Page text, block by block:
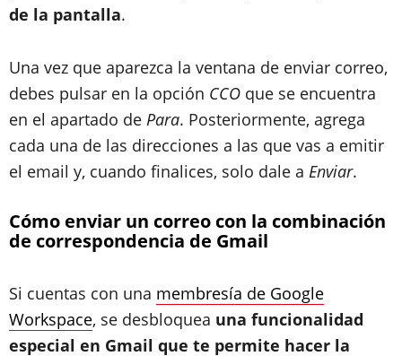
de la pantalla.
Una vez que aparezca la ventana de enviar correo,
debes pulsar en la opción CCO que se encuentra
en el apartado de Para. Posteriormente, agrega
cada una de las direcciones a las que vas a emitir
el email y, cuando finalices, solo dale a Enviar.
Cómo enviar un correo con la combinación
de correspondencia de Gmail
Si cuentas con una membresía de Google
Workspace, se desbloquea una funcionalidad
especial en Gmail que te permite hacer la